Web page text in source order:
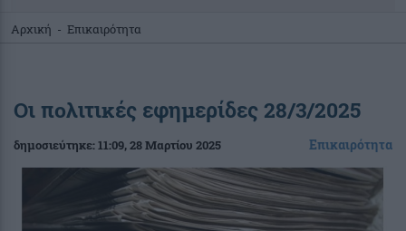
Αρχική - Επικαιρότητα
Οι πολιτικές εφημερίδες 28/3/2025
δημοσιεύτηκε:11:09, 28 Μαρτίου 2025 Επικαιρότητα